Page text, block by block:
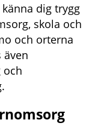
dig trygg
skola och
och orterna